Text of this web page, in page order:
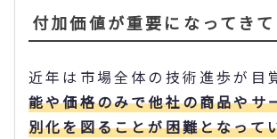
付加価値が重要になってき
近年は市場全体の技術進歩が目
能や価格のみで他社の商品やサ
別化を図ることが困難となって